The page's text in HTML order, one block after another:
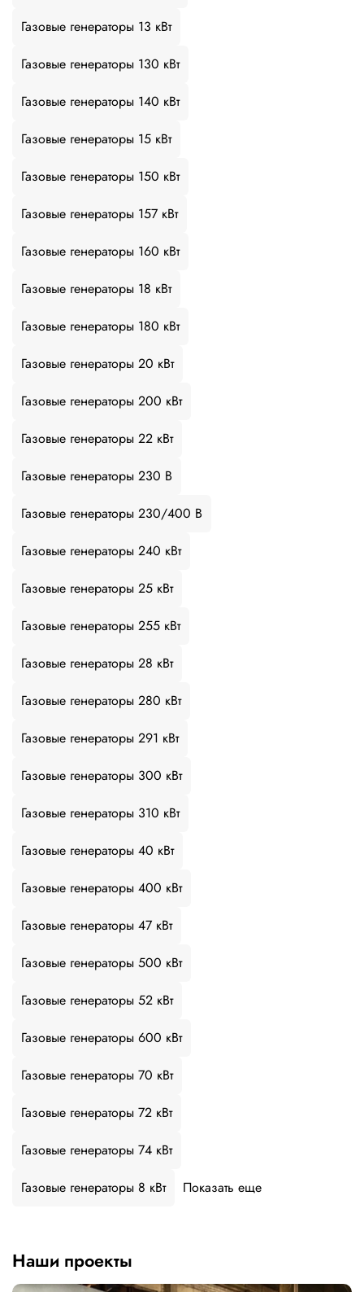
Газовые генераторы 13 кВт
Газовые генераторы 130 кВт
Газовые генераторы 140 кВт
Газовые генераторы 15 кВт
Газовые генераторы 150 кВт
Газовые генераторы 157 кВт
Газовые генераторы 160 кВт
Газовые генераторы 18 кВт
Газовые генераторы 180 кВт
Газовые генераторы 20 кВт
Газовые генераторы 200 кВт
Газовые генераторы 22 кВт
Газовые генераторы 230 В
Газовые генераторы 230/400 В
Газовые генераторы 240 кВт
Газовые генераторы 25 кВт
Газовые генераторы 255 кВт
Газовые генераторы 28 кВт
Газовые генераторы 280 кВт
Газовые генераторы 291 кВт
Газовые генераторы 300 кВт
Газовые генераторы 310 кВт
Газовые генераторы 40 кВт
Газовые генераторы 400 кВт
Газовые генераторы 47 кВт
Газовые генераторы 500 кВт
Газовые генераторы 52 кВт
Газовые генераторы 600 кВт
Газовые генераторы 70 кВт
Газовые генераторы 72 кВт
Газовые генераторы 74 кВт
Газовые генераторы 8 кВт
Показать еще
Наши проекты